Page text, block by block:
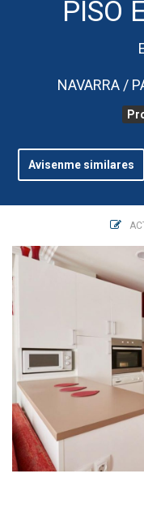
PISO
NAVARRA /
Avisenme similares